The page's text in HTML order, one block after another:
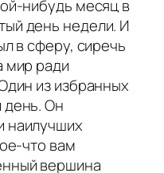
нибудь месяц в
день недели. И
в сферу, сиречь
мир ради
из избранных
день. Он
наилучших
что вам
вершина